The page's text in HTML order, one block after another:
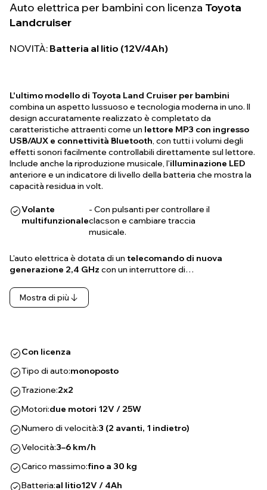
Auto elettrica per bambini con licenza Toyota
Landcruiser
NOVITÀ: Batteria al litio (12V/4Ah)
L'ultimo modello di Toyota Land Cruiser per bambini
combina un aspetto lussuoso e tecnologia moderna in uno. Il
design accuratamente realizzato è completato da
caratteristiche attraenti come un lettore MP3 con ingresso
USB/AUX e connettività Bluetooth, con tutti i volumi degli
effetti sonori facilmente controllabili direttamente sul lettore.
Include anche la riproduzione musicale, l'illuminazione LED
anteriore e un indicatore di livello della batteria che mostra la
capacità residua in volt.
Volante
multifunzionale
- Con pulsanti per controllare il
clacson e cambiare traccia
musicale.
L'auto elettrica è dotata di un telecomando di nuova
generazione 2,4 GHz con un interruttore di…
Mostra di più
Con licenza
Tipo di auto:monoposto
Trazione:2x2
Motori:due motori 12V / 25W
Numero di velocità:3 (2 avanti, 1 indietro)
Velocità:3–6 km/h
Carico massimo:fino a 30 kg
Batteria:al litio12V / 4Ah